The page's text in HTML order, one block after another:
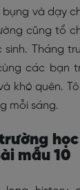
và dạy
cũng tổ
sinh. Tháng
các bạn
khó quên.
mỗi sáng.
mẫu 10